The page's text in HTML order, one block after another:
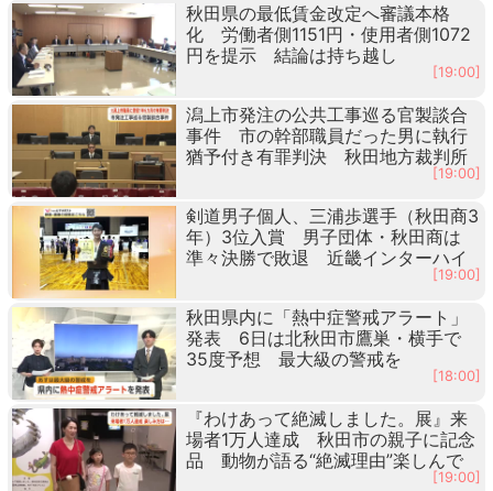
秋田県の最低賃金改定へ審議本格
化 労働者側1151円・使用者側1072
円を提示 結論は持ち越し
[19:00]
潟上市発注の公共工事巡る官製談合
事件 市の幹部職員だった男に執行
猶予付き有罪判決 秋田地方裁判所
[19:00]
剣道男子個人、三浦歩選手（秋田商3
年）3位入賞 男子団体・秋田商は
準々決勝で敗退 近畿インターハイ
[19:00]
秋田県内に「熱中症警戒アラート」
発表 6日は北秋田市鷹巣・横手で
35度予想 最大級の警戒を
[18:00]
『わけあって絶滅しました。展』来
場者1万人達成 秋田市の親子に記念
品 動物が語る“絶滅理由”楽しんで
[19:00]